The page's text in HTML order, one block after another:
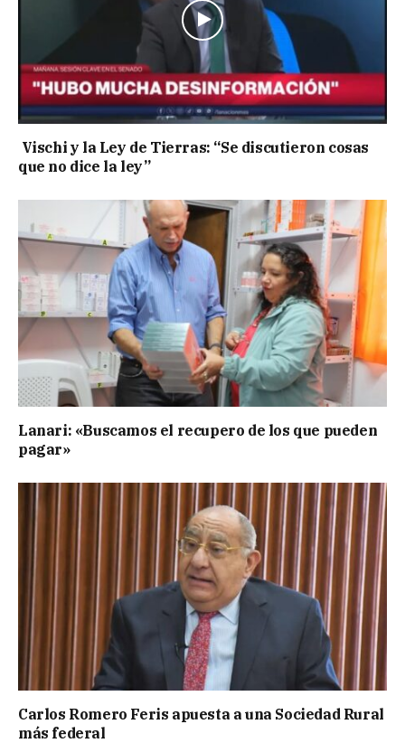
Vischi y la Ley de Tierras: “Se discutieron cosas
que no dice la ley”
Lanari: «Buscamos el recupero de los que pueden
pagar»
Carlos Romero Feris apuesta a una Sociedad Rural
más federal